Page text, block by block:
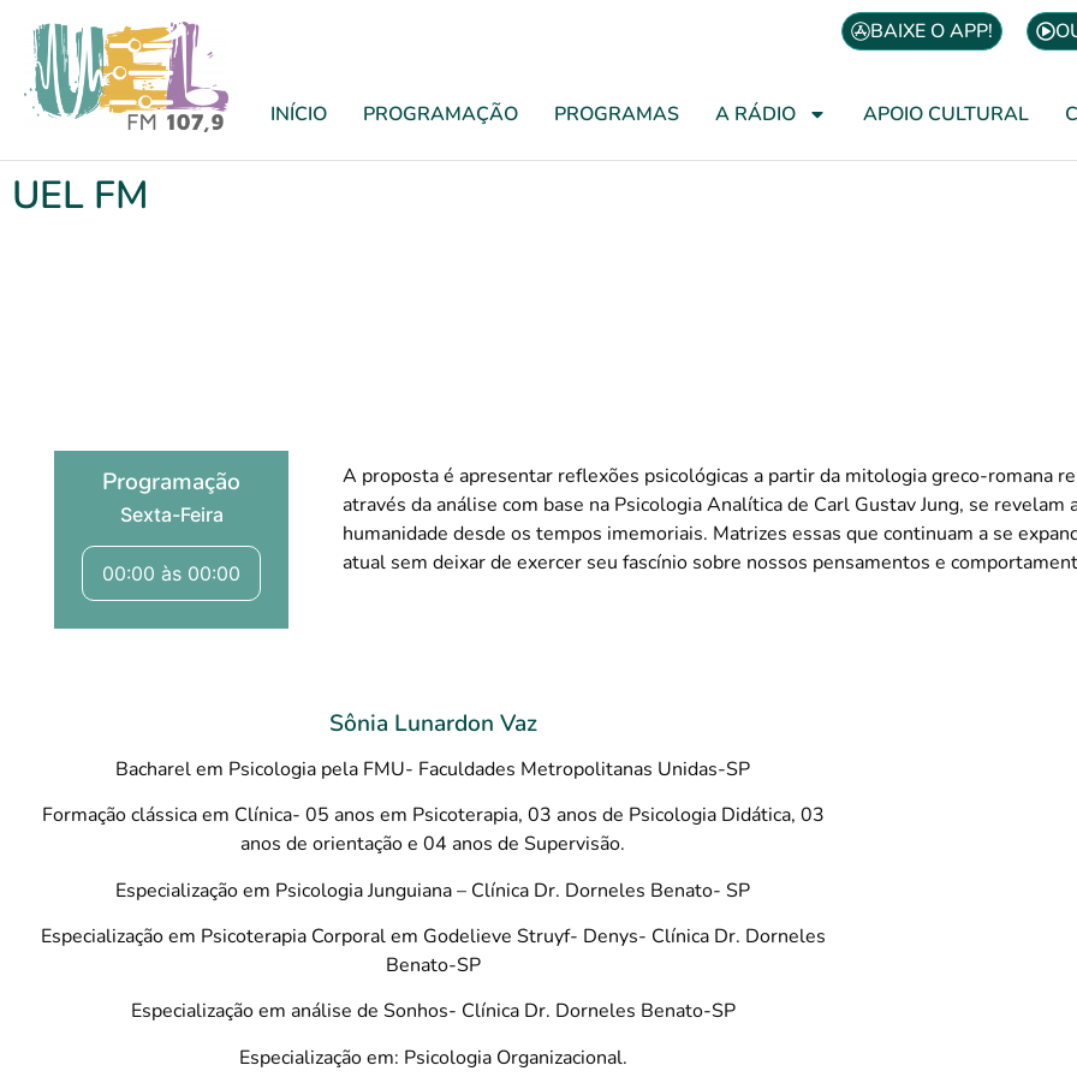
BAIXE O APP!
INÍCIO PROGRAMAÇÃO PROGRAMAS A RÁDIO APOIO CULTURAL
UEL FM
Programação
Sexta-Feira
00:00 às 00:00
A proposta é apresentar reflexões psicológicas a partir da mitologia greco-romana
através da análise com base na Psicologia Analítica de Carl Gustav Jung, se
humanidade desde os tempos imemoriais. Matrizes essas que continuam a se
atual sem deixar de exercer seu fascínio sobre nossos pensamentos e
Sônia Lunardon Vaz
Bacharel em Psicologia pela FMU- Faculdades Metropolitanas Unidas-SP
Formação clássica em Clínica- 05 anos em Psicoterapia, 03 anos de Psicologia Didática, 03
anos de orientação e 04 anos de Supervisão.
Especialização em Psicologia Junguiana – Clínica Dr. Dorneles Benato- SP
Especialização em Psicoterapia Corporal em Godelieve Struyf- Denys- Clínica Dr. Dorneles
Benato-SP
Especialização em análise de Sonhos- Clínica Dr. Dorneles Benato-SP
Especialização em: Psicologia Organizacional.